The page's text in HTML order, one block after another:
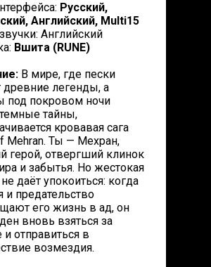
Русский,
Английский, Multi15
Английский
Вшита (RUNE)
В мире, где пески
древние легенды, а
под покровом ночи
тайны,
кровавая сага
Mehran. Ты — Мехран,
герой, отвергший клинок
и забытья. Но жестокая
даёт упокоиться: когда
и предательство
его жизнь в ад, он
вновь взяться за
отправиться в
возмездия.